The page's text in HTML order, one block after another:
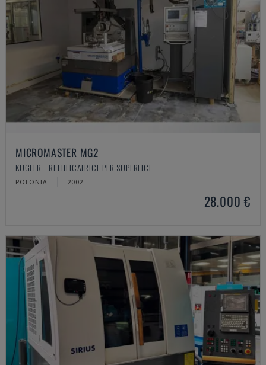
MICROMASTER MG2
KUGLER - RETTIFICATRICE PER SUPERFICI
POLONIA 2002
28.000 €